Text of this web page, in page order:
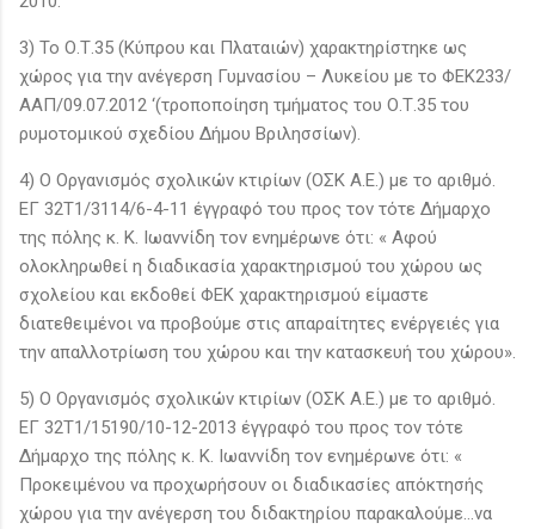
3) Το Ο.Τ.35 (Κύπρου και Πλαταιών) χαρακτηρίστηκε ως
χώρος για την ανέγερση Γυμνασίου – Λυκείου με το ΦΕΚ233/
ΑΑΠ/09.07.2012 ‘(τροποποίηση τμήματος του Ο.Τ.35 του
ρυμοτομικού σχεδίου Δήμου Βριλησσίων).
4) Ο Οργανισμός σχολικών κτιρίων (ΟΣΚ Α.Ε.) με το αριθμό.
ΕΓ 32Τ1/3114/6-4-11 έγγραφό του προς τον τότε Δήμαρχο
της πόλης κ. Κ. Ιωαννίδη τον ενημέρωνε ότι: « Αφού
ολοκληρωθεί η διαδικασία χαρακτηρισμού του χώρου ως
σχολείου και εκδοθεί ΦΕΚ χαρακτηρισμού είμαστε
διατεθειμένοι να προβούμε στις απαραίτητες ενέργειές για
την απαλλοτρίωση του χώρου και την κατασκευή του χώρου».
5) Ο Οργανισμός σχολικών κτιρίων (ΟΣΚ Α.Ε.) με το αριθμό.
ΕΓ 32Τ1/15190/10-12-2013 έγγραφό του προς τον τότε
Δήμαρχο της πόλης κ. Κ. Ιωαννίδη τον ενημέρωνε ότι: «
Προκειμένου να προχωρήσουν οι διαδικασίες απόκτησής
χώρου για την ανέγερση του διδακτηρίου παρακαλούμε…να